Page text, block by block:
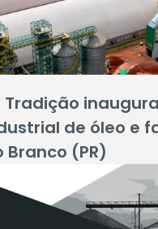
de óleo e
(PR)